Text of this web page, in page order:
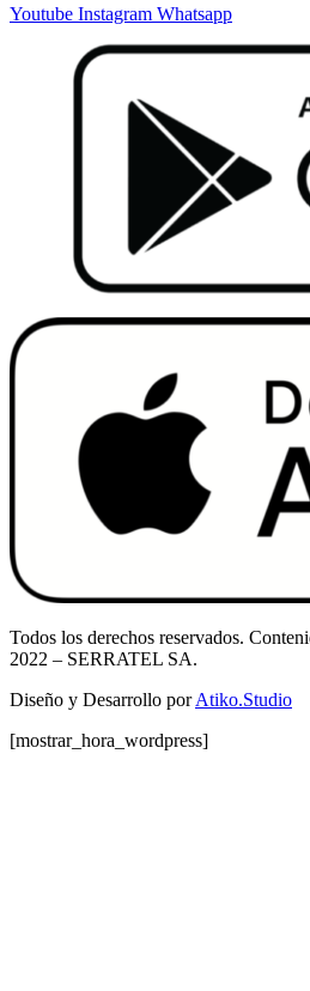
Youtube Instagram Whatsapp
Todos los derechos reservados.
2022 – SERRATEL SA.
Diseño y Desarrollo porAtiko.Studio
[mostrar_hora_wordpress]